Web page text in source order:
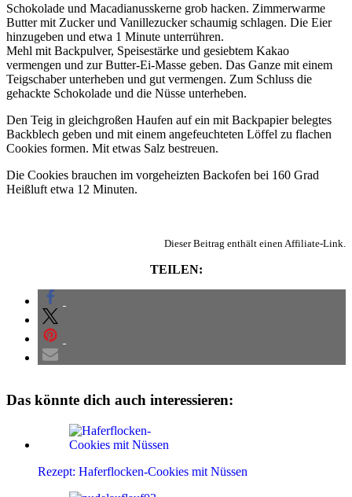
Schokolade und Macadianusskerne grob hacken. Zimmerwarme
Butter mit Zucker und Vanillezucker schaumig schlagen. Die Eier
hinzugeben und etwa 1 Minute unterrühren.
Mehl mit Backpulver, Speisestärke und gesiebtem Kakao
vermengen und zur Butter-Ei-Masse geben. Das Ganze mit einem
Teigschaber unterheben und gut vermengen. Zum Schluss die
gehackte Schokolade und die Nüsse unterheben.
Den Teig in gleichgroßen Haufen auf ein mit Backpapier belegtes
Backblech geben und mit einem angefeuchteten Löffel zu flachen
Cookies formen. Mit etwas Salz bestreuen.
Die Cookies brauchen im vorgeheizten Backofen bei 160 Grad
Heißluft etwa 12 Minuten.
Dieser Beitrag enthält einen Affiliate-Link.
TEILEN:
Das könnte dich auch interessieren:
Rezept: Haferflocken-Cookies mit Nüssen